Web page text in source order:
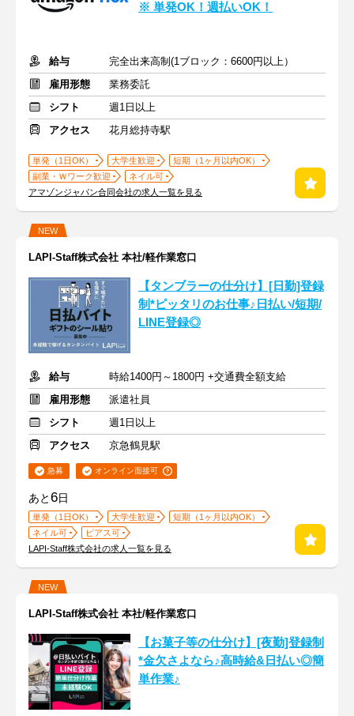
※ 単発OK！週払いOK！
給与
完全出来高制(1ブロック：6600円以上）
雇用形態
業務委託
シフト
週1日以上
アクセス
花月総持寺駅
単発（1日OK） 大学生歓迎
短期（1ヶ月以内OK）
副業・Ｗワーク歓迎
ネイル可
アマゾンジャパン合同会社の求人一覧を見る
NEW
LAPI-Staff株式会社 本社/軽作業窓口
【タンブラーの仕分け】[日勤]登録
制*ピッタリのお仕事♪日払い/短期/
LINE登録◎
給与
時給1400円～1800円 +交通費全額支給
雇用形態
派遣社員
シフト
週1日以上
アクセス
京急鶴見駅
急募 オンライン面接可
あと6日
単発（1日OK） 大学生歓迎
短期（1ヶ月以内OK）
ネイル可
ピアス可
LAPI-Staff株式会社の求人一覧を見る
NEW
LAPI-Staff株式会社 本社/軽作業窓口
【お菓子等の仕分け】[夜勤]登録制
*金欠さよなら♪高時給&日払い◎簡
単作業♪